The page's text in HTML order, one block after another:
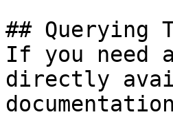
## Querying
If you need
directly